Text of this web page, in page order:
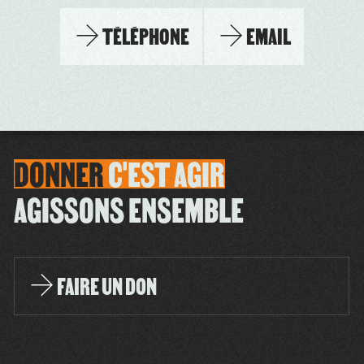
TÉLÉPHONE EMAIL
DONNERC'ESTAGIR
AGISSONS ENSEMBLE
FAIRE UN DON